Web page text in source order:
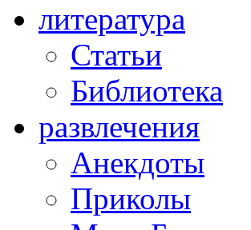
литература
Статьи
Библиотека
развлечения
Анекдоты
Приколы